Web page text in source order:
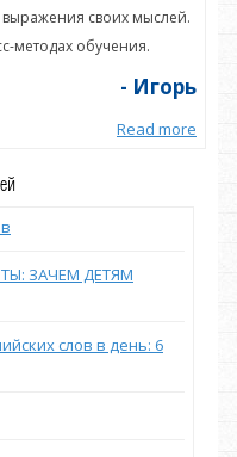
своих мыслей.
методах обучения.
- Игорь
Read more
ЗАЧЕМ ДЕТЯМ
слов в день: 6